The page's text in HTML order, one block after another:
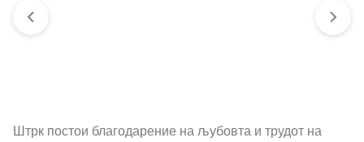
Штрк постои благодарение на љубовта и трудот на